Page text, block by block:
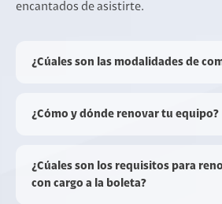
encantados de asistirte.
¿Cúales son las modalidades de
¿Cómo y dónde renovar tu equipo?
¿Cúales son los requisitos para
con cargo a la boleta?